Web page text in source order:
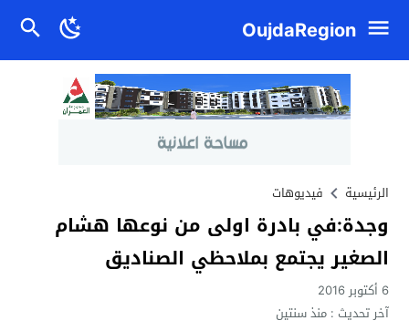
OujdaRegion
الرئيسية فيديوهات
وجدة:في بادرة اولى من نوعها هشام
الصغير يجتمع بملاحظي الصناديق
6 أكتوبر 2016
آخر تحديث :منذ سنتين